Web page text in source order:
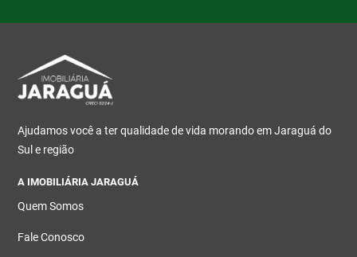
Ajudamos você a ter qualidade de vida morando em Jaraguá do
Sul e região
A IMOBILIÁRIA JARAGUÁ
Quem Somos
Fale Conosco